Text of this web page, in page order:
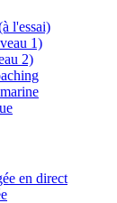
l'essai)
1)
2)
en direct